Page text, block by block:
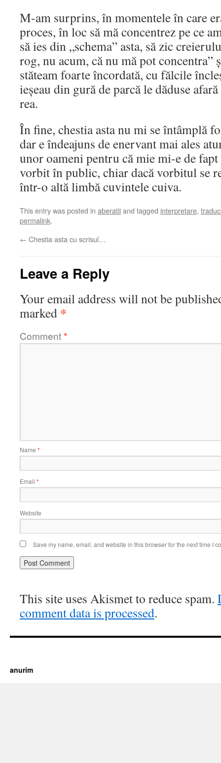
M-am surprins, în momentele în care
proces, în loc să mă concentrez pe ce
să ies din „schema” asta, să zic
rog, nu acum, că nu mă pot concentra”
stăteam foarte încordată, cu fălcile
ieșeau din gură de parcă le dăduse
rea.
În fine, chestia asta nu mi se întâmplă
dar e îndeajuns de enervant mai ales
unor oameni pentru că mie mi-e de fapt
vorbit în public, chiar dacă vorbitul se
într-o altă limbă cuvintele cuiva.
This entry was posted in aberatiiand tagged interpretare,
permalink.
← Chestia asta cu scrisul…
Leave a Reply
Your email address will not be
marked *
Comment*
Name *
Email *
Website
Save my name, email, and website in this browser for the next time I
This site uses Akismet to reduce spam.
comment data is processed.
anurim